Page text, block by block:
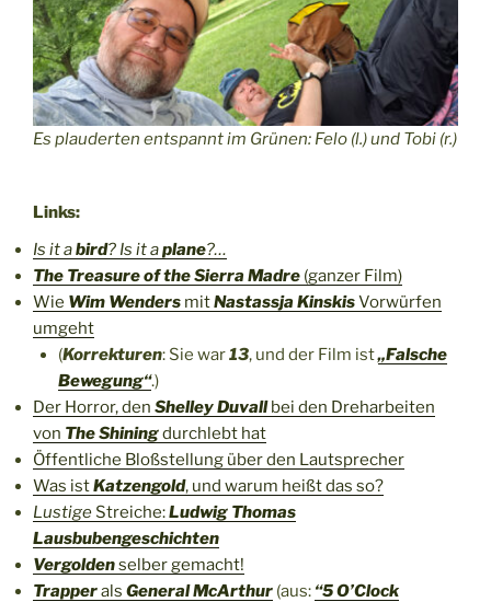
Es plauderten entspannt im Grünen: Felo (l.) und Tobi (r.)
Links:
Is it abird? Is it aplane?…
The Treasure of the Sierra Madre (ganzer Film)
Wie Wim Wenders mitNastassja KinskisVorwürfen
umgeht
(Korrekturen: Sie war13, und der Film ist„Falsche
Bewegung“.)
Der Horror, den Shelley Duvallbei den Dreharbeiten
von The Shiningdurchlebt hat
Öffentliche Bloßstellung über den Lautsprecher
Was istKatzengold, und warum heißt das so?
Lustige Streiche:Ludwig Thomas
Lausbubengeschichten
Vergoldenselber gemacht!
Trapperals General McArthur (aus: “5 O’Clock